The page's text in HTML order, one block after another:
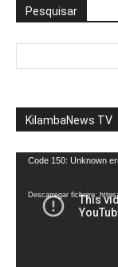
Pesquisar
KilambaNews TV
Reprodutor
vídeo
Code 150: Unknown
Descarregar ficheiro: